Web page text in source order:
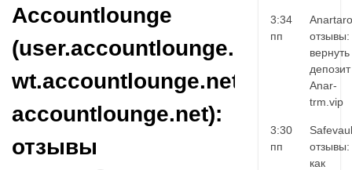
Accountlounge
(user.accountlounge.net,
wt.accountlounge.net,
accountlounge.net):
отзывы
3:34
пп
отзывы:
вернуть
Anar-
trm.vip
3:30
пп
отзывы:
как